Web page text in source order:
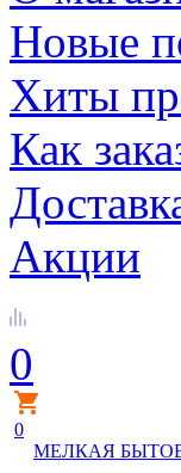
Новые
Хиты
Как
Акции
0
0
МЕЛКАЯ